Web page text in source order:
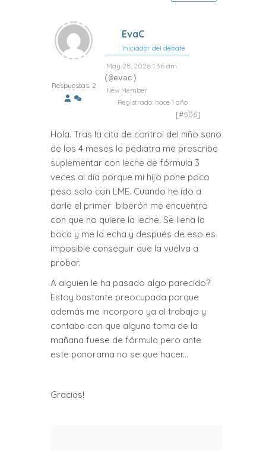
Respuestas: 2
EvaC
Iniciador del debate
May 28, 2026 1:36 am
(@evac)
New Member
Registrado: hace 1 año
[#506]
Hola. Tras la cita de control del niño sano
de los 4 meses la pediatra me prescribe
suplementar con leche de fórmula 3
veces al día porque mi hijo pone poco
peso solo con LME. Cuando he ido a
darle el primer biberón me encuentro
con que no quiere la leche. Se llena la
boca y me la echa y después de eso es
imposible conseguir que la vuelva a
probar.
A alguien le ha pasado algo parecido?
Estoy bastante preocupada porque
además me incorporo ya al trabajo y
contaba con que alguna toma de la
mañana fuese de fórmula pero ante
este panorama no se que hacer...
Gracias!